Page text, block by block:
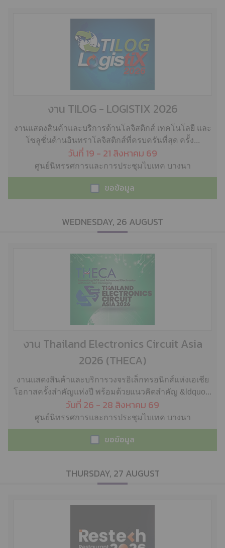
งาน TILOG - LOGISTIX 2026
งานแสดงสินค้าและบริการด้านโลจิสติกส์ เทคโนโลยี และ
โซลูชั่นด้านอินทราโลจิสติกส์ที่ครบครันที่สุด ครั้ง...
วันที่ 19 - 21 สิงหาคม 69
ศูนย์นิทรรศการและการประชุมไบเทค บางนา
ขอข้อมูล
WEDNESDAY, 26 AUGUST
งาน Thailand Electronics Circuit Asia
2026 (THECA)
งานแสดงสินค้าและบริการวงจรอิเล็กทรอนิกส์แห่งเอเชีย
โอกาสครั้งสำคัญแห่งปี พร้อมด้วยแนวคิดสำคัญ &ldquo...
วันที่ 26 - 28 สิงหาคม 69
ศูนย์นิทรรศการและการประชุมไบเทค บางนา
ขอข้อมูล
THURSDAY, 27 AUGUST